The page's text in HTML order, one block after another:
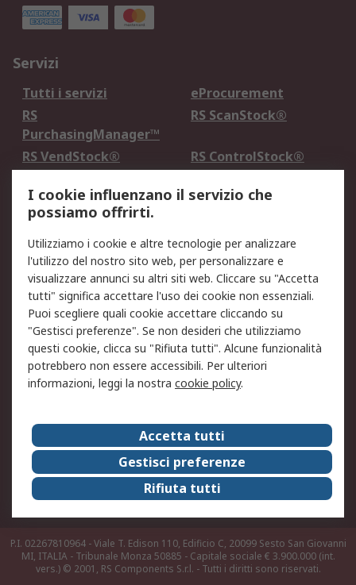
Servizi
Tutti i servizi
eProcurement
RS
PurchasingManager™
RS ScanStock®
RS VendStock®
RS ControlStock®
Legale
Informativa Cookie
Informativa Privacy -
Aggiornata
Email Security
Termini d'uso
Condizioni di vendita
Condizioni generali di
servizio
Etica e responsabilità
Chi Siamo
Chi Siamo
Contattaci
Supporto
ESG
Carriere
RS Group
Press Centre
Discovery: il Blog di RS
P.I. 02267810964 - Viale T. Edison 110, Edificio C, 20099 Sesto San Giovanni
MI, ITALIA - Tribunale Monza 50885 - Capitale sociale € 3.900.000 (int.
vers.) © 2001, RS Components S.r.l. - Tutti i diritti sono riservati.
I cookie influenzano il servizio che
possiamo offrirti.
Utilizziamo i cookie e altre tecnologie per analizzare
l'utilizzo del nostro sito web, per personalizzare e
visualizzare annunci su altri siti web. Cliccare su "Accetta
tutti" significa accettare l'uso dei cookie non essenziali.
Puoi scegliere quali cookie accettare cliccando su
"Gestisci preferenze". Se non desideri che utilizziamo
questi cookie, clicca su "Rifiuta tutti". Alcune funzionalità
potrebbero non essere accessibili. Per ulteriori
informazioni, leggi la nostra cookie policy.
Accetta tutti
Gestisci preferenze
Rifiuta tutti